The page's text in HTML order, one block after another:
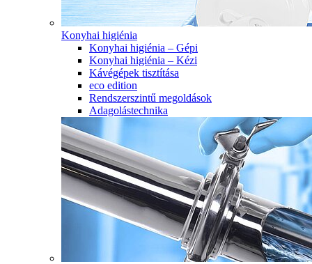
Konyhai higiénia
Konyhai higiénia – Gépi
Konyhai higiénia – Kézi
Kávégépek tisztítása
eco edition
Rendszerszintű megoldások
Adagolástechnika